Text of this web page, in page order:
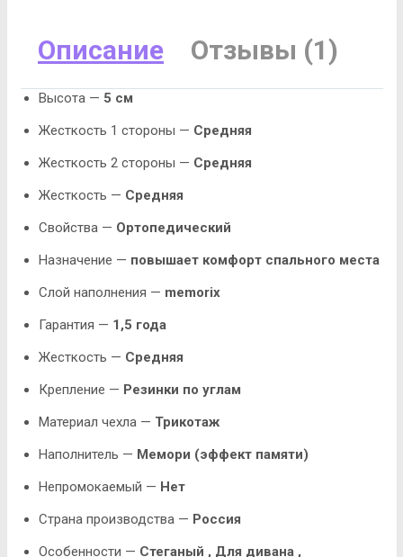
Описание Отзывы (1)
Высота — 5 см
Жесткость 1 стороны — Средняя
Жесткость 2 стороны — Средняя
Жесткость — Средняя
Свойства — Ортопедический
Назначение — повышает комфорт спального места
Слой наполнения — memorix
Гарантия — 1,5 года
Жесткость — Средняя
Крепление — Резинки по углам
Материал чехла — Трикотаж
Наполнитель — Мемори (эффект памяти)
Непромокаемый — Нет
Страна производства — Россия
Особенности — Стеганый , Для дивана,